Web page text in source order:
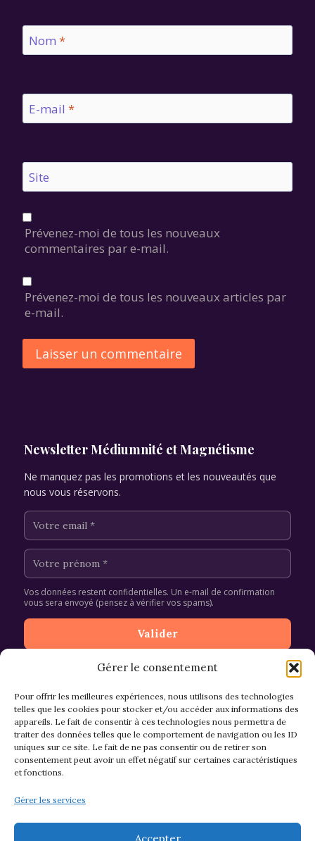
Gérer le consentement
Pour offrir les meilleures expériences, nous utilisons des technologies
telles que les cookies pour stocker et/ou accéder aux informations des
appareils. Le fait de consentir à ces technologies nous permettra de
traiter des données telles que le comportement de navigation ou les ID
uniques sur ce site. Le fait de ne pas consentir ou de retirer son
consentement peut avoir un effet négatif sur certaines caractéristiques
et fonctions.
Gérer les services
Accepter
Nom *
E-mail *
Site
Prévenez-moi de tous les nouveaux
commentaires par e-mail.
Prévenez-moi de tous les nouveaux articles par
e-mail.
Newsletter Médiumnité et Magnétisme
Ne manquez pas les promotions et les nouveautés que
nous vous réservons.
Vos données restent confidentielles. Un e-mail de confirmation
vous sera envoyé (pensez à vérifier vos spams).
CGV et Retours
Mentions légales & confidentialité